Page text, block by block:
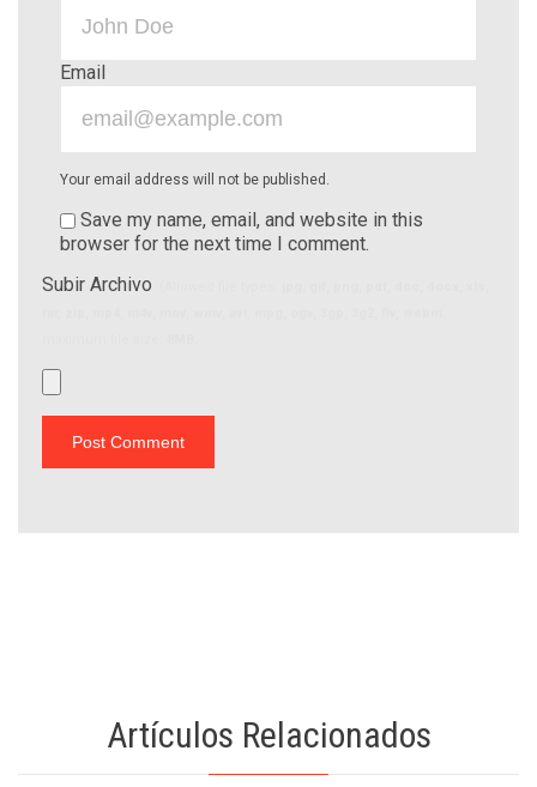
Email
Your email address will not be published.
Save my name, email, and website in this
browser for the next time I comment.
Subir Archivo
Artículos Relacionados